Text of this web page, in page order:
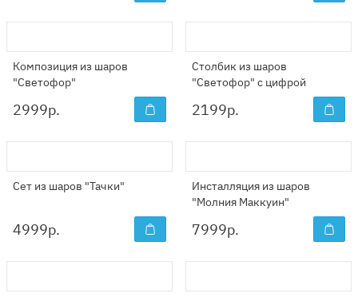
Композиция из шаров
"Светофор"
2999р.
Столбик из шаров
"Светофор" с цифрой
2199р.
Сет из шаров "Тачки"
4999р.
Инсталляция из шаров
"Молния Маккуин"
7999р.